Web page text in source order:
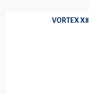
VORTEX